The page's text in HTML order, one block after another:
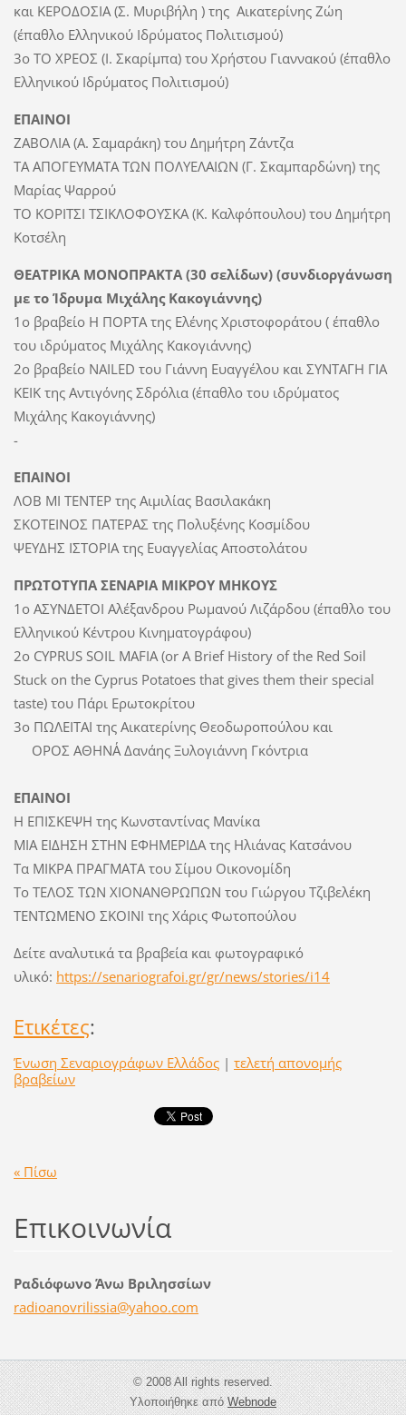
και ΚΕΡΟΔΟΣΙΑ (Σ. Μυριβήλη ) της Αικατερίνης Ζώη
(έπαθλο Ελληνικού Ιδρύματος Πολιτισμού)
3ο ΤΟ ΧΡΕΟΣ (Ι. Σκαρίμπα) του Χρήστου Γιαννακού (έπαθλο
Ελληνικού Ιδρύματος Πολιτισμού)
ΕΠΑΙΝΟΙ
ΖΑΒΟΛΙΑ (Α. Σαμαράκη) του Δημήτρη Ζάντζα
ΤΑ ΑΠΟΓΕΥΜΑΤΑ ΤΩΝ ΠΟΛΥΕΛΑΙΩΝ (Γ. Σκαμπαρδώνη) της
Μαρίας Ψαρρού
ΤΟ ΚΟΡΙΤΣΙ ΤΣΙΚΛΟΦΟΥΣΚΑ (Κ. Καλφόπουλου) του Δημήτρη
Κοτσέλη
ΘΕΑΤΡΙΚΑ ΜΟΝΟΠΡΑΚΤΑ (30 σελίδων) (συνδιοργάνωση
με το Ίδρυμα Μιχάλης Κακογιάννης)
1ο βραβείο Η ΠΟΡΤΑ της Ελένης Χριστοφοράτου ( έπαθλο
του ιδρύματος Μιχάλης Κακογιάννης)
2ο βραβείο NAILED του Γιάννη Ευαγγέλου και ΣΥΝΤΑΓΗ ΓΙΑ
ΚΕΙΚ της Αντιγόνης Σδρόλια (έπαθλο του ιδρύματος
Μιχάλης Κακογιάννης)
-
ΕΠΑΙΝΟΙ
ΛΟΒ ΜΙ ΤΕΝΤΕΡ της Αιμιλίας Βασιλακάκη
ΣΚΟΤΕΙΝΟΣ ΠΑΤΕΡΑΣ της Πολυξένης Κοσμίδου
ΨΕΥΔΗΣ ΙΣΤΟΡΙΑ της Ευαγγελίας Αποστολάτου
ΠΡΩΤΟΤΥΠΑ ΣΕΝΑΡΙΑ ΜΙΚΡΟΥ ΜΗΚΟΥΣ
1ο ΑΣΥΝΔΕΤΟΙ Αλέξανδρου Ρωμανού Λιζάρδου (έπαθλο του
Ελληνικού Κέντρου Κινηματογράφου)
2ο CYPRUS SOIL MAFIA (or A Brief History of the Red Soil
Stuck on the Cyprus Potatoes that gives them their special
taste) του Πάρι Ερωτοκρίτου
3ο ΠΩΛΕΙΤΑΙ της Αικατερίνης Θεοδωροπούλου και
ΟΡΟΣ ΑΘΗΝΑ΄ Δανάης Ξυλογιάννη Γκόντρια
ΕΠΑΙΝΟΙ
Η ΕΠΙΣΚΕΨΗ της Κωνσταντίνας Μανίκα
ΜΙΑ ΕΙΔΗΣΗ ΣΤΗΝ ΕΦΗΜΕΡΙΔΑ της Ηλιάνας Κατσάνου
Τα ΜΙΚΡΑ ΠΡΑΓΜΑΤΑ του Σίμου Οικονομίδη
Το ΤΕΛΟΣ ΤΩΝ ΧΙΟΝΑΝΘΡΩΠΩΝ του Γιώργου Τζιβελέκη
ΤΕΝΤΩΜΕΝΟ ΣΚΟΙΝΙ της Χάρις Φωτοπούλου
Δείτε αναλυτικά τα βραβεία και φωτογραφικό
υλικό: https://senariografoi.gr/gr/news/stories/i14
Ετικέτες:
Ένωση Σεναριογράφων Ελλάδος | τελετή απονομής
βραβείων
« Πίσω
Επικοινωνία
Ραδιόφωνο Άνω Βριλησσίων
radioanovrilissia@yahoo.com
© 2008 All rights reserved.
Υλοποιήθηκε απόWebnode